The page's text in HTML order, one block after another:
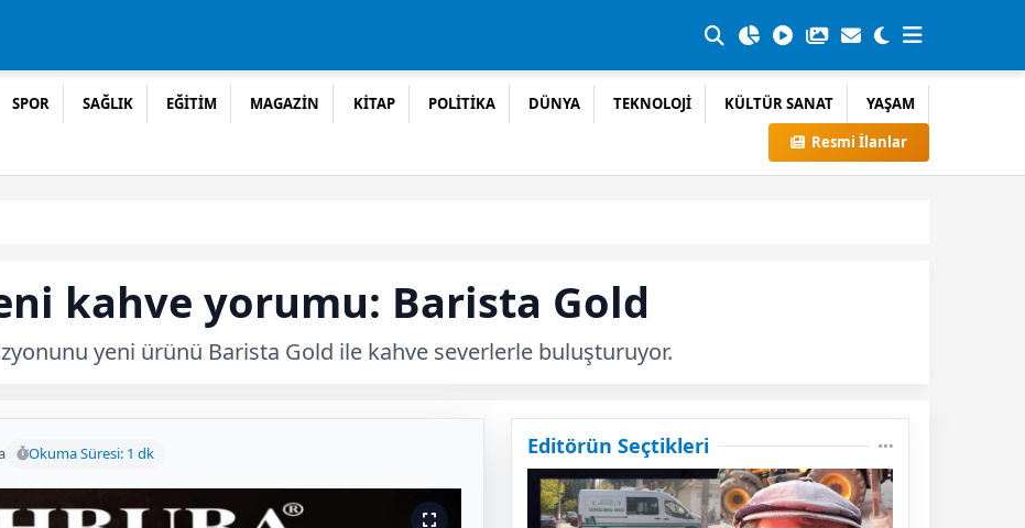
SPOR SAĞLIK EĞİTİM MAGAZİN KİTAP POLİTİKA DÜNYA TEKNOLOJİ KÜLTÜR SANAT
YAŞAM
Resmi İlanlar
kahve yorumu: Barista Gold
yeni ürünü Barista Gold ile kahve severlerle buluşturuyor.
Okuma Süresi: 1 dk Editörün Seçtikleri